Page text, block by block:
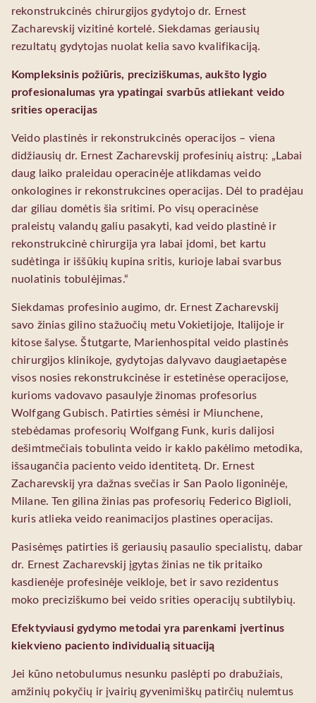
rekonstrukcinės chirurgijos gydytojo dr. Ernest
Zacharevskij vizitinė kortelė. Siekdamas geriausių
rezultatų gydytojas nuolat kelia savo kvalifikaciją.
Kompleksinis požiūris, preciziškumas, aukšto lygio
profesionalumas yra ypatingai svarbūs atliekant veido
srities operacijas
Veido plastinės ir rekonstrukcinės operacijos – viena
didžiausių dr. Ernest Zacharevskij profesinių aistrų: „Labai
daug laiko praleidau operacinėje atlikdamas veido
onkologines ir rekonstrukcines operacijas. Dėl to pradėjau
dar giliau domėtis šia sritimi. Po visų operacinėse
praleistų valandų galiu pasakyti, kad veido plastinė ir
rekonstrukcinė chirurgija yra labai įdomi, bet kartu
sudėtinga ir iššūkių kupina sritis, kurioje labai svarbus
nuolatinis tobulėjimas.“
Siekdamas profesinio augimo, dr. Ernest Zacharevskij
savo žinias gilino stažuočių metu Vokietijoje, Italijoje ir
kitose šalyse. Štutgarte, Marienhospital veido plastinės
chirurgijos klinikoje, gydytojas dalyvavo daugiaetapėse
visos nosies rekonstrukcinėse ir estetinėse operacijose,
kurioms vadovavo pasaulyje žinomas profesorius
Wolfgang Gubisch. Patirties sėmėsi ir Miunchene,
stebėdamas profesorių Wolfgang Funk, kuris dalijosi
dešimtmečiais tobulinta veido ir kaklo pakėlimo metodika,
išsaugančia paciento veido identitetą. Dr. Ernest
Zacharevskij yra dažnas svečias ir San Paolo ligoninėje,
Milane. Ten gilina žinias pas profesorių Federico Biglioli,
kuris atlieka veido reanimacijos plastines operacijas.
Pasisėmęs patirties iš geriausių pasaulio specialistų, dabar
dr. Ernest Zacharevskij įgytas žinias ne tik pritaiko
kasdienėje profesinėje veikloje, bet ir savo rezidentus
moko preciziškumo bei veido srities operacijų subtilybių.
Efektyviausi gydymo metodai yra parenkami įvertinus
kiekvieno paciento individualią situaciją
Jei kūno netobulumus nesunku paslėpti po drabužiais,
amžinių pokyčių ir įvairių gyvenimiškų patirčių nulemtus